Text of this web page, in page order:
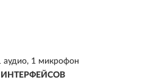
аудио, 1 микрофон